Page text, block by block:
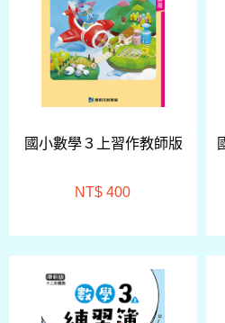
國小數學３上習作教師版
NT$ 400